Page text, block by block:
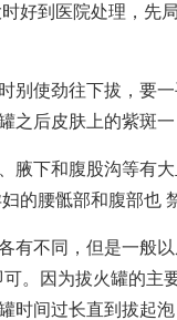
好到医院处理，先
使劲往下拔，要一
之后皮肤上的紫斑
下和腹股沟等有大
的腰骶部和腹部也
不同，但是一般以
。因为拔火罐的主
时间过长直到拔起